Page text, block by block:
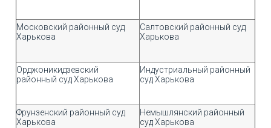
Московский районный суд
Харькова
Салтовский районный суд
Харькова
Орджоникидзевский
районный суд Харькова
Индустриальный районный
суд Харькова
Фрунзенский районный суд
Харькова
Немышлянский районный
суд Харькова